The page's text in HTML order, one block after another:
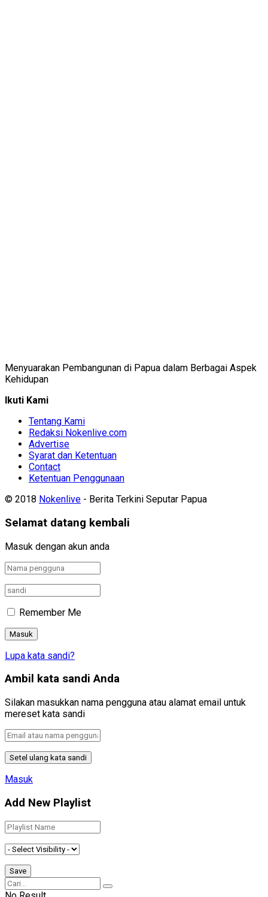
Menyuarakan Pembangunan di Papua dalam Berbagai Aspek
Kehidupan
Ikuti Kami
Tentang Kami
Redaksi Nokenlive.com
Advertise
Syarat dan Ketentuan
Contact
Ketentuan Penggunaan
© 2018 Nokenlive - Berita Terkini Seputar Papua
Selamat datang kembali
Masuk dengan akun anda
Remember Me
Lupa kata sandi?
Ambil kata sandi Anda
Silakan masukkan nama pengguna atau alamat email untuk
mereset kata sandi
Masuk
Add New Playlist